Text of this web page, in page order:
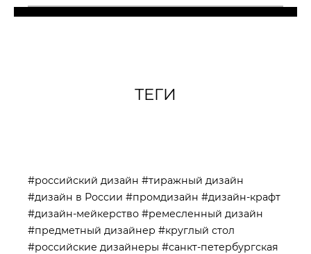
ТЕГИ
#российский дизайн #тиражный дизайн
#дизайн в России #промдизайн #дизайн-крафт
#дизайн-мейкерство #ремесленный дизайн
#предметный дизайнер #круглый стол
#российские дизайнеры #санкт-петербургская